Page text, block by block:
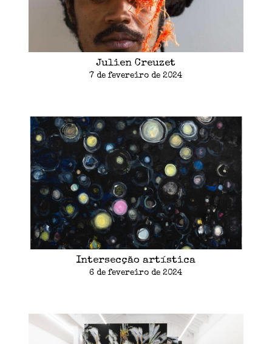
Julien Creuzet
7 de fevereiro de 2024
Intersecção artística
6 de fevereiro de 2024